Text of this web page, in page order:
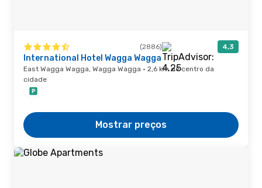
(2886) 4,3
International Hotel Wagga Wagga
East Wagga Wagga, Wagga Wagga · 2,6 km de centro da
cidade
Mostrar preços